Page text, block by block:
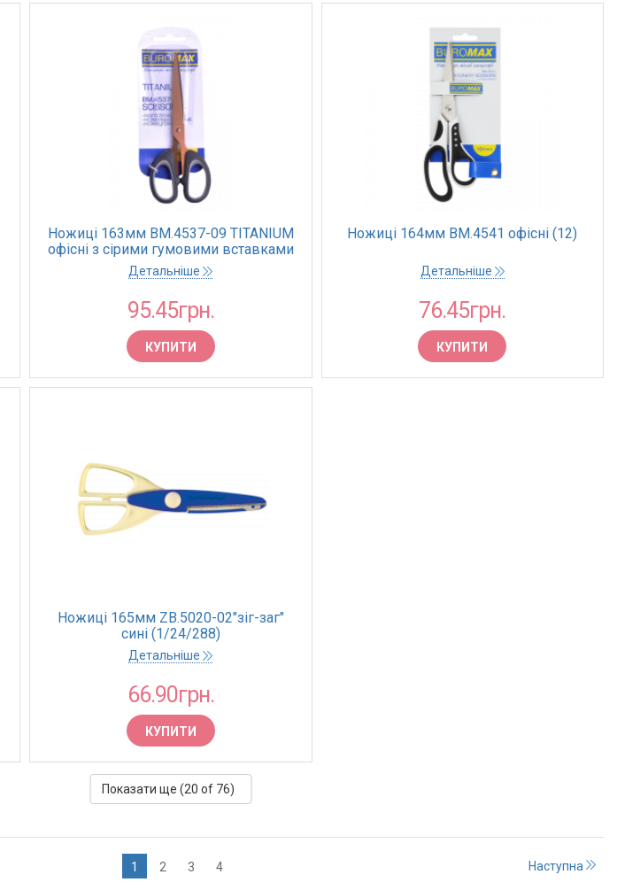
Ножиці 163мм BM.4537-09 TITANIUM
офісні з сірими гумовими вставками
чорні (24/240)
Детальніше
95.45грн.
КУПИТИ
Ножиці 164мм BM.4541 офісні (12)
Детальніше
76.45грн.
КУПИТИ
Ножиці 165мм ZB.5020-02"зіг-заг"
сині (1/24/288)
Детальніше
66.90грн.
КУПИТИ
Показати ще (20 of 76)
1 2 3 4 Наступна